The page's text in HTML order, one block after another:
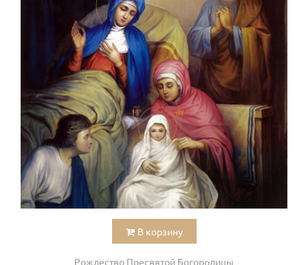
В корзину
Рождество Пресвятой Богородицы